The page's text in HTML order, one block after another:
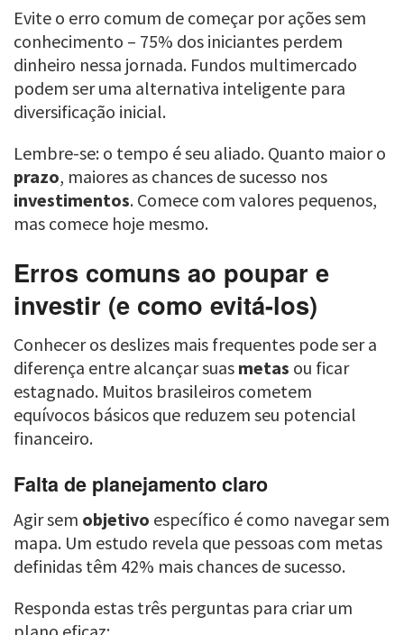
Evite o erro comum de começar por ações sem
conhecimento – 75% dos iniciantes perdem
dinheiro nessa jornada. Fundos multimercado
podem ser uma alternativa inteligente para
diversificação inicial.
Lembre-se: o tempo é seu aliado. Quanto maior o
prazo, maiores as chances de sucesso nos
investimentos. Comece com valores pequenos,
mas comece hoje mesmo.
Erros comuns ao poupar e
investir (e como evitá-los)
Conhecer os deslizes mais frequentes pode ser a
diferença entre alcançar suas metas ou ficar
estagnado. Muitos brasileiros cometem
equívocos básicos que reduzem seu potencial
financeiro.
Falta de planejamento claro
Agir sem objetivo específico é como navegar sem
mapa. Um estudo revela que pessoas com metas
definidas têm 42% mais chances de sucesso.
Responda estas três perguntas para criar um